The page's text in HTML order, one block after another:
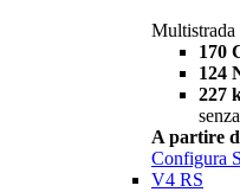
Multistrada
170
124
227
A partire
Configura
V4 RS